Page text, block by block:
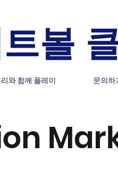
볼
와 함께 플레이 문의하